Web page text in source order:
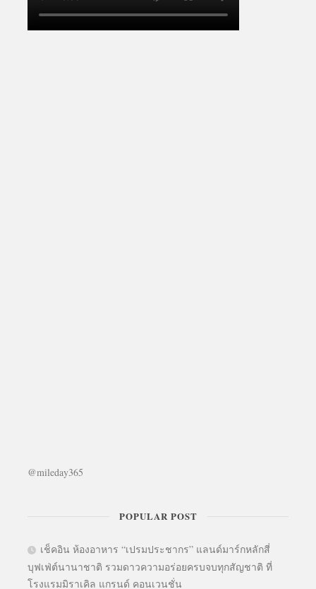
@mileday365
POPULAR POST
เช็คอิน ห้องอาหาร “เปรมประชากร” แลนด์มาร์กหลักสี่
บุฟเฟ่ต์นานาชาติ รวมดาวความอร่อยครบจบทุกสัญชาติ ที่
โรงแรมมิราเคิล แกรนด์ คอนเวนชั่น